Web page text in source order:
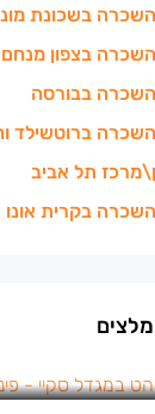
בשכונת
בצפון מנחם
בבורסה
ברוטשילד
תל אביב
בקרית אונו